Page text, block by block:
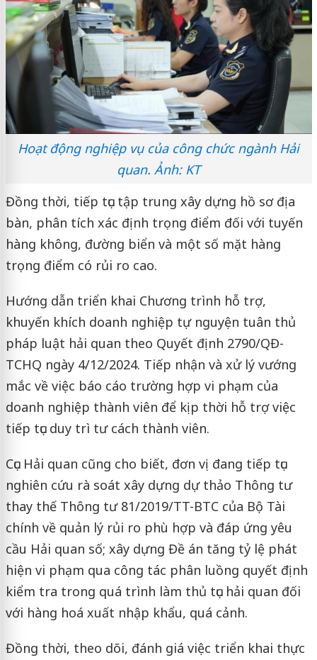
Hoạt động nghiệp vụ của công chức ngành Hải
quan. Ảnh: KT
Đồng thời, tiếp tục tập trung xây dựng hồ sơ địa
bàn, phân tích xác định trọng điểm đối với tuyến
hàng không, đường biển và một số mặt hàng
trọng điểm có rủi ro cao.
Hướng dẫn triển khai Chương trình hỗ trợ,
khuyến khích doanh nghiệp tự nguyện tuân thủ
pháp luật hải quan theo Quyết định 2790/QĐ-
TCHQ ngày 4/12/2024. Tiếp nhận và xử lý vướng
mắc về việc báo cáo trường hợp vi phạm của
doanh nghiệp thành viên để kịp thời hỗ trợ việc
tiếp tục duy trì tư cách thành viên.
Cục Hải quan cũng cho biết, đơn vị đang tiếp tục
nghiên cứu rà soát xây dựng dự thảo Thông tư
thay thế Thông tư 81/2019/TT-BTC của Bộ Tài
chính về quản lý rủi ro phù hợp và đáp ứng yêu
cầu Hải quan số; xây dựng Đề án tăng tỷ lệ phát
hiện vi phạm qua công tác phân luồng quyết định
kiểm tra trong quá trình làm thủ tục hải quan đối
với hàng hoá xuất nhập khẩu, quá cảnh.
Đồng thời, theo dõi, đánh giá việc triển khai thực